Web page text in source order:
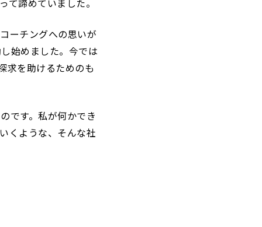
て諦めていました。
ーチングへの思いが
始めました。今では
求を助けるためのも
です。私が何かでき
くような、そんな社